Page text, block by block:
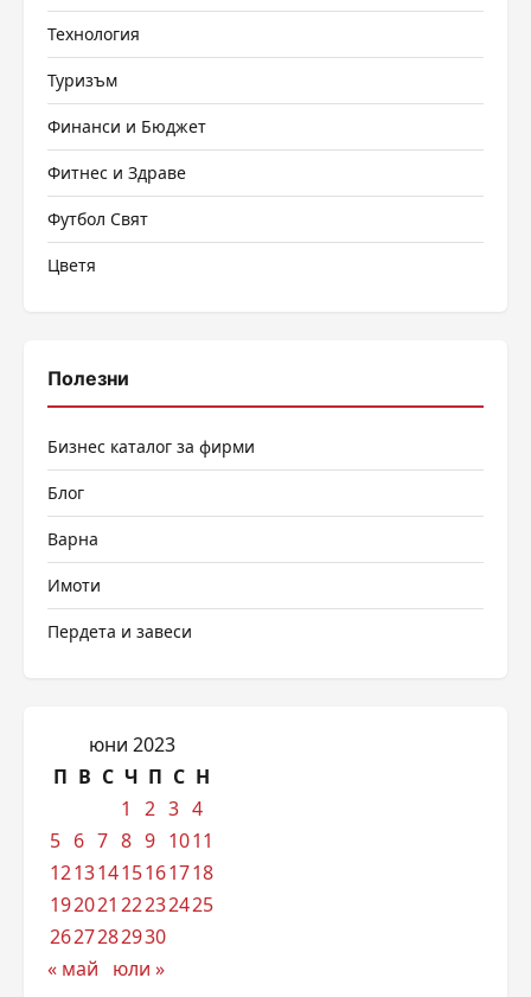
Технология
Туризъм
Финанси и Бюджет
Фитнес и Здраве
Футбол Свят
Цветя
Полезни
Бизнес каталог за фирми
Блог
Варна
Имоти
Пердета и завеси
юни 2023
П В С Ч П С Н
1
2 3 4
5 6 7 8 9 1011
12131415161718
192021 22232425
2627282930
« май
юли »